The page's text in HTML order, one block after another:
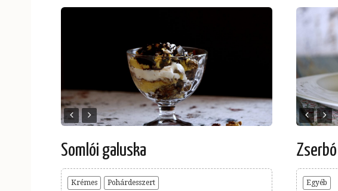
Somlói galuska
Krémes Pohárdesszert
Zserbó
Egyéb